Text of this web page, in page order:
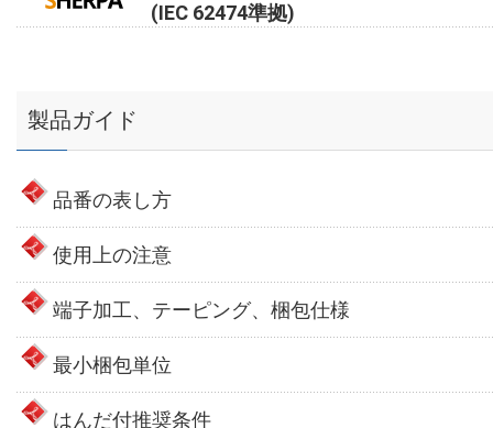
(IEC 62474準拠)
製品ガイド
品番の表し方
使用上の注意
端子加工、テーピング、梱包仕様
最小梱包単位
はんだ付推奨条件